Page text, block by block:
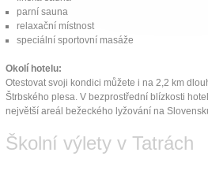
parní sauna
relaxační místnost
speciální sportovní masáže
Okolí hotelu:
Otestovat svoji kondici můžete i na 2,2 km
Štrbského plesa. V bezprostřední blízkosti
největší areál bežeckého lyžování na
Školní výlety v Tatrách